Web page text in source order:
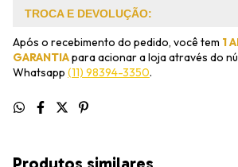
TROCA E DEVOLUÇÃO:
Após o recebimento do pedido, você tem 1
GARANTIApara acionar a loja através do
Whatsapp (11) 98394-3350.